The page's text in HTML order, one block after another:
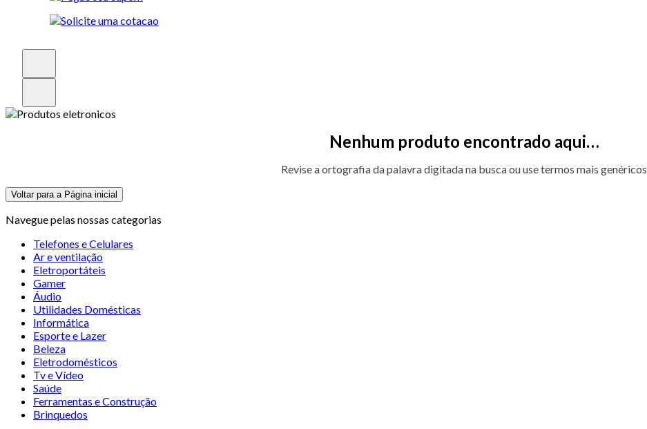
Nenhum produto encontrado aqui…
Revise a ortografia da palavra digitada na busca ou use termos mais genéricos
Voltar para a Página inicial
Navegue pelas nossas categorias
Telefones e Celulares
Ar e ventilação
Eletroportáteis
Gamer
Áudio
Utilidades Domésticas
Informática
Esporte e Lazer
Beleza
Eletrodomésticos
Tv e Vídeo
Saúde
Ferramentas e Construção
Brinquedos